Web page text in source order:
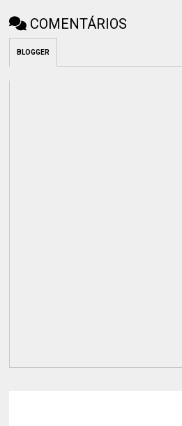
COMENTÁRIOS
BLOGGER